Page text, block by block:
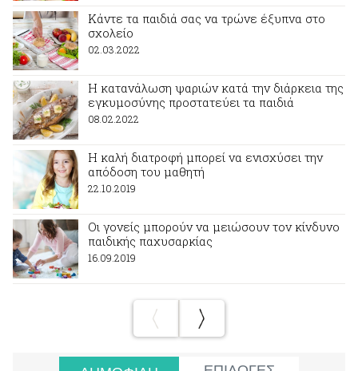
Κάντε τα παιδιά σας να τρώνε έξυπνα στο
σχολείο
02.03.2022
Η κατανάλωση ψαριών κατά την διάρκεια της
εγκυμοσύνης προστατεύει τα παιδιά
08.02.2022
Η καλή διατροφή μπορεί να ενισχύσει την
απόδοση του μαθητή
22.10.2019
Οι γονείς μπορούν να μειώσουν τον κίνδυνο
παιδικής παχυσαρκίας
16.09.2019